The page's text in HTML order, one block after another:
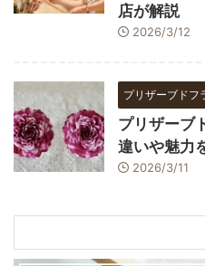
店が解説
2026/3/12
プリザーブドフ
プリザーブ
違いや魅力
2026/3/11